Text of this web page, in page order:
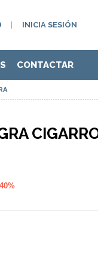
INICIA SESIÓN
CONTACTAR